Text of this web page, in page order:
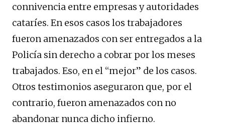
connivencia entre empresas y autoridades
cataríes. En esos casos los trabajadores
fueron amenazados con ser entregados a la
Policía sin derecho a cobrar por los meses
trabajados. Eso, en el “mejor” de los casos.
Otros testimonios aseguraron que, por el
contrario, fueron amenazados con no
abandonar nunca dicho infierno.